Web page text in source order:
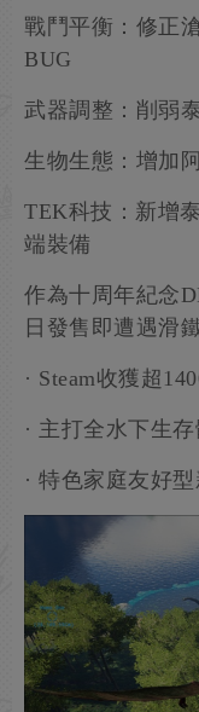
戰鬥平衡：修正
BUG
武器調整：削弱
生物生態：增加
TEK科技：新增
端裝備
作為十周年紀念
日發售即遭遇滑
· Steam收獲超
· 主打全水下生
· 特色家庭友好